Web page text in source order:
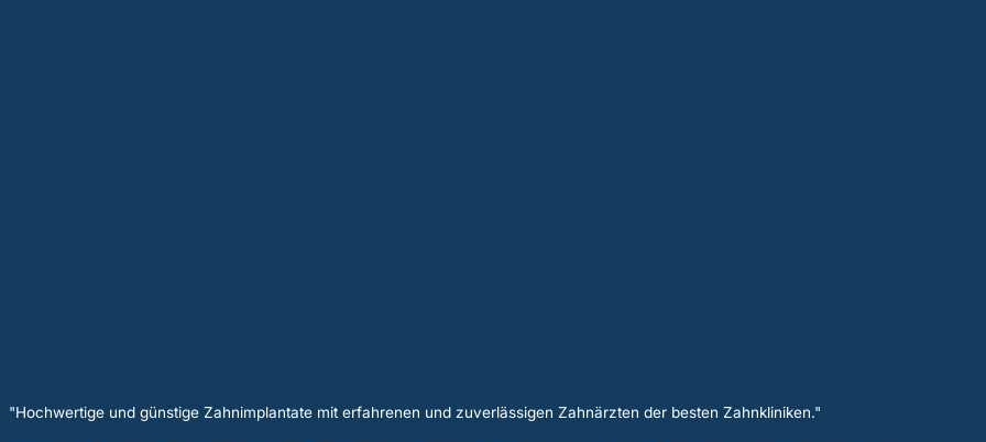
"Hochwertige und günstige Zahnimplantate mit erfahrenen und zuverlässigen Zahnärzten der besten Zahnkliniken."